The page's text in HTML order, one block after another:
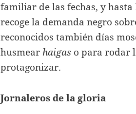
familiar de las fechas, y
recoge la demanda negro
reconocidos también días
husmear haigas o para rodar
protagonizar.
Jornaleros de la gloria